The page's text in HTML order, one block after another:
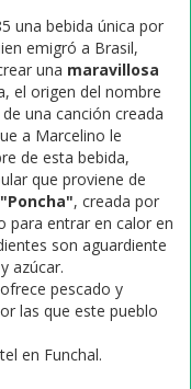
una bebida única por
emigró a Brasil,
una maravillosa
el origen del nombre
una canción creada
a Marcelino le
de esta bebida,
que proviene de
, creada por
para entrar en calor en
son aguardiente
azúcar.
pescado y
las que este pueblo
en Funchal.